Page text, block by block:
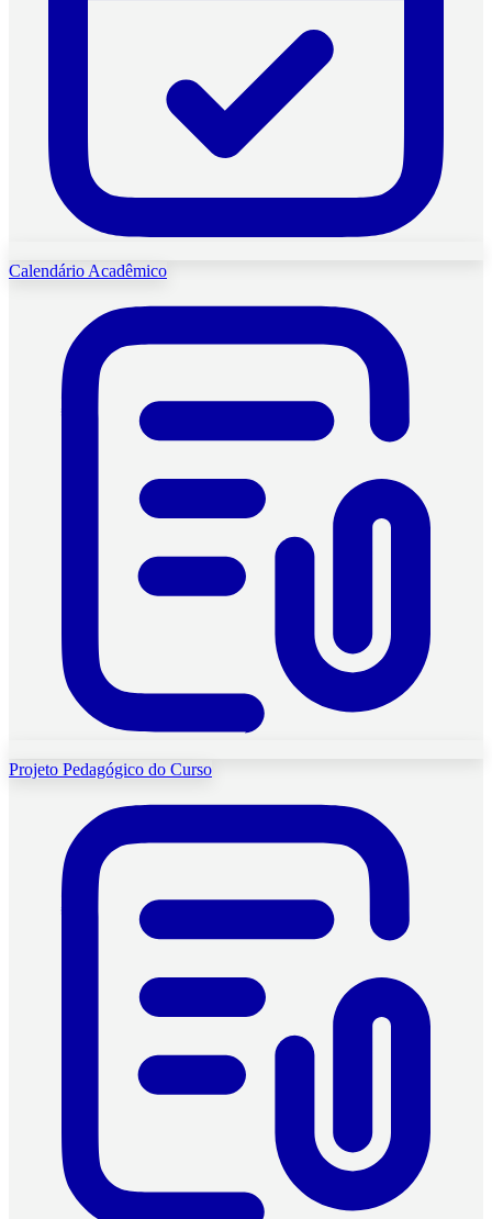
Calendário Acadêmico
Projeto Pedagógico do Curso